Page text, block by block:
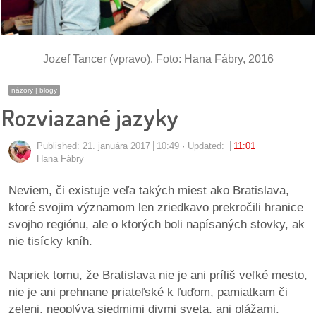
protesty
Historický
zákony
mestské
konania
Jozef Tancer (vpravo). Foto: Hana Fábry, 2016
názory | blogy
Rozviazané jazyky
Published: 21. januára 2017 10:49 Updated:
11:01
Hana Fábry
Neviem, či existuje veľa takých miest ako Bratislava,
ktoré svojim významom len zriedkavo prekročili hranice
svojho regiónu, ale o ktorých boli napísaných stovky, ak
nie tisícky kníh.
Napriek tomu, že Bratislava nie je ani príliš veľké mesto,
nie je ani prehnane priateľské k ľuďom, pamiatkam či
zeleni, neoplýva siedmimi divmi sveta, ani plážami,